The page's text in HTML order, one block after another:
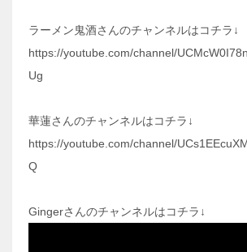
ラーメン鬼酒さんのチャンネルはコチラ↓
https://youtube.com/channel/
Ug
華蓮さんのチャンネルはコチラ↓
https://youtube.com/channel/
Q
Gingerさんのチャンネルはコチラ↓